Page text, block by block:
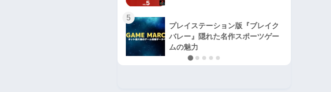
5
プレイステーション版『ブレイク
バレー』隠れた名作スポーツゲー
ムの魅力